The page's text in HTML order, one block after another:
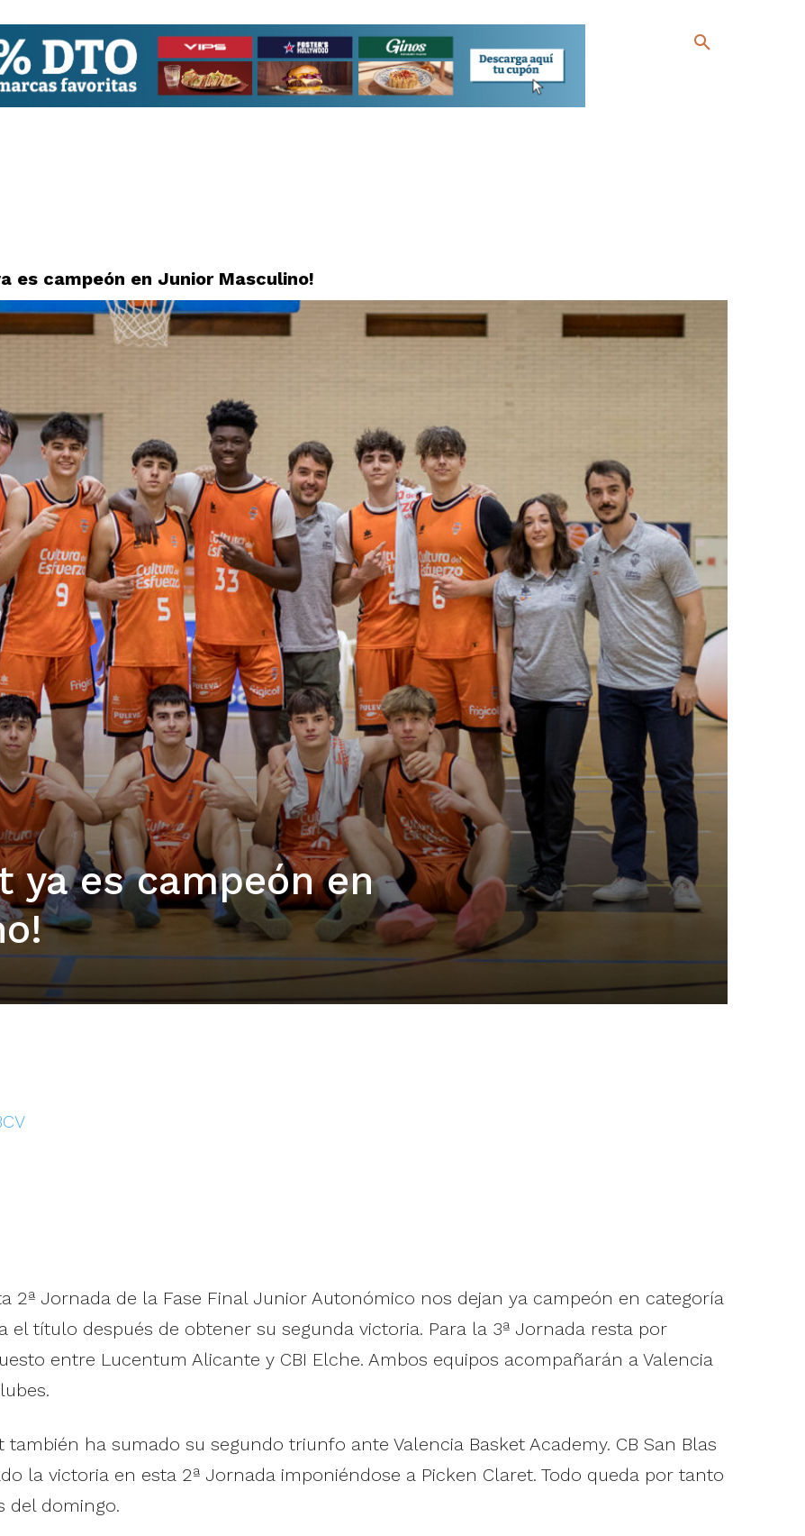
es campeón en Junior Masculino!
ya es campeón en
2ª Jornada de la Fase Final Junior Autonómico nos dejan ya campeón en categoría
el título después de obtener su segunda victoria. Para la 3ª Jornada resta por
entre Lucentum Alicante y CBI Elche. Ambos equipos acompañarán a Valencia
también ha sumado su segundo triunfo ante Valencia Basket Academy. CB San Blas
la victoria en esta 2ª Jornada imponiéndose a Picken Claret. Todo queda por tanto
del domingo.